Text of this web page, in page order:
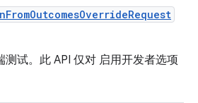
试。此 API 仅对 启用开发者选项